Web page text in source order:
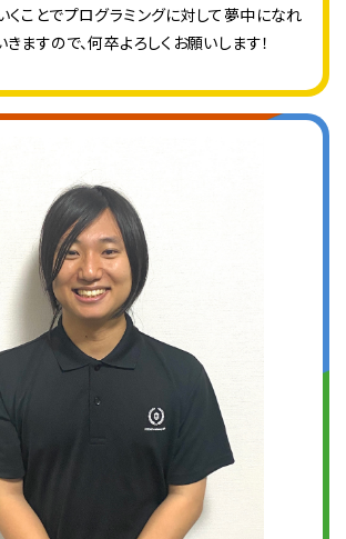
くことでプログラミングに対して夢中になれ
ますので、何卒よろしくお願いします！